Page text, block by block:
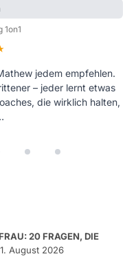
1on1
5 von 5 Sternen
jedem empfehlen.
– jeder lernt etwas
die wirklich halten,
1on1
5 von 5 Sternen
sehr positiv verändert –
mit bestem Gewissen
1. August 2026
ÜBER DEIN LEBEN